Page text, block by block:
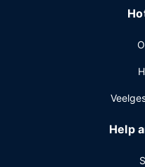
Help